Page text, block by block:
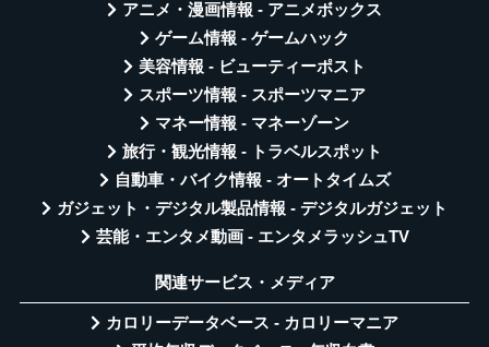
アニメ・漫画情報 - アニメボックス
ゲーム情報 - ゲームハック
美容情報 - ビューティーポスト
スポーツ情報 - スポーツマニア
マネー情報 - マネーゾーン
旅行・観光情報 - トラベルスポット
自動車・バイク情報 - オートタイムズ
ガジェット・デジタル製品情報 - デジタルガジェット
芸能・エンタメ動画 - エンタメラッシュTV
関連サービス・メディア
カロリーデータベース - カロリーマニア